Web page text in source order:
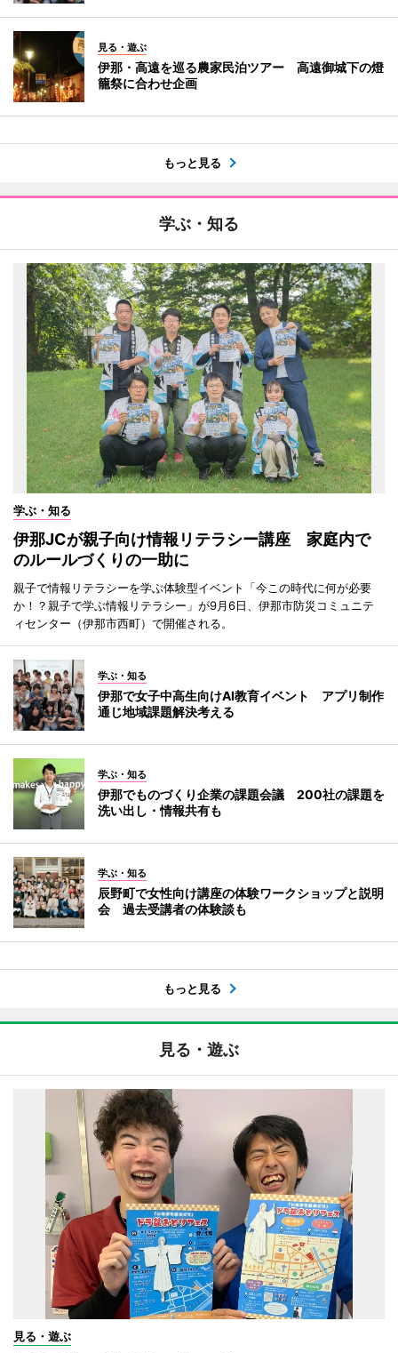
見る・遊ぶ
伊那・高遠を巡る農家民泊ツアー 高遠御城下の燈
籠祭に合わせ企画
もっと見る
学ぶ・知る
学ぶ・知る
伊那JCが親子向け情報リテラシー講座 家庭内で
のルールづくりの一助に
親子で情報リテラシーを学ぶ体験型イベント「今この時代に何が必要
か！？親子で学ぶ情報リテラシー」が9月6日、伊那市防災コミュニテ
ィセンター（伊那市西町）で開催される。
学ぶ・知る
伊那で女子中高生向けAI教育イベント アプリ制作
通じ地域課題解決考える
学ぶ・知る
伊那でものづくり企業の課題会議 200社の課題を
洗い出し・情報共有も
学ぶ・知る
辰野町で女性向け講座の体験ワークショップと説明
会 過去受講者の体験談も
もっと見る
見る・遊ぶ
見る・遊ぶ